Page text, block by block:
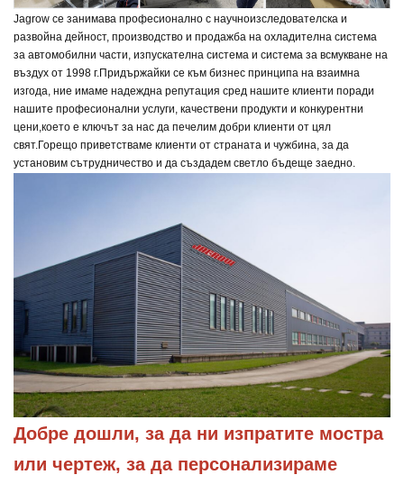
Jagrow се занимава професионално с научноизследователска и
развойна дейност, производство и продажба на охладителна система
за автомобилни части, изпускателна система и система за всмукване на
въздух от 1998 г.Придържайки се към бизнес принципа на взаимна
изгода, ние имаме надеждна репутация сред нашите клиенти поради
нашите професионални услуги, качествени продукти и конкурентни
цени,което е ключът за нас да печелим добри клиенти от цял
свят.Горещо приветстваме клиенти от страната и чужбина, за да
установим сътрудничество и да създадем светло бъдеще заедно.
Добре дошли, за да ни изпратите мостра
или чертеж, за да персонализираме